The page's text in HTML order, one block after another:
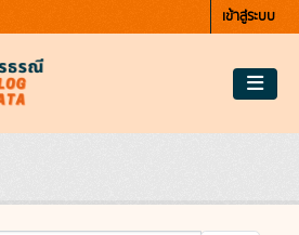
เข้าสู่ระบบ